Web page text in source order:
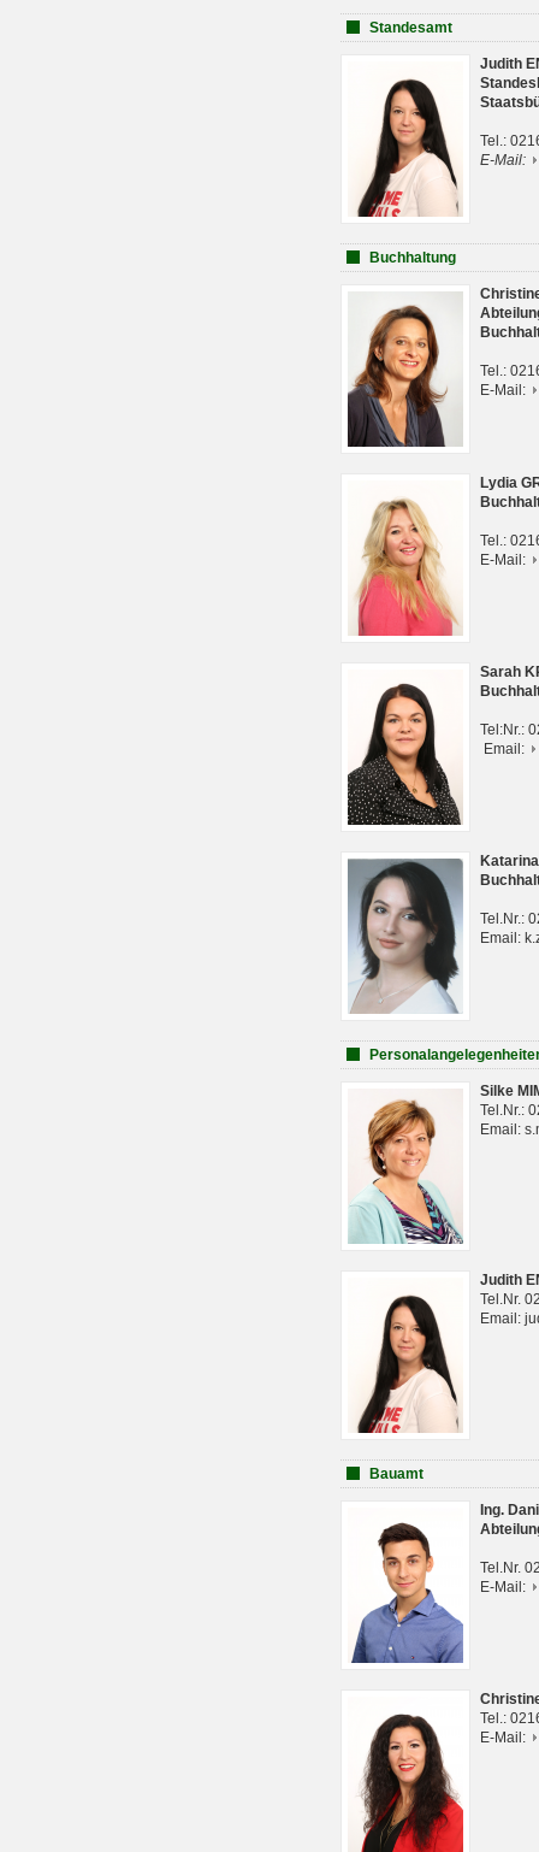
Standesamt
Judith
Tel.:
E-Mail:
Buchhaltung
Tel.:
E-Mail:
Lydia
Tel.:
E-Mail:
Sarah
Tel:Nr.:
Email:
Tel.Nr.:
Email:
Silke
Tel.Nr.:
Email:
Judith
Tel.Nr.
Email:
Bauamt
Ing.
Tel.Nr.
E-Mail:
Tel.:
E-Mail: